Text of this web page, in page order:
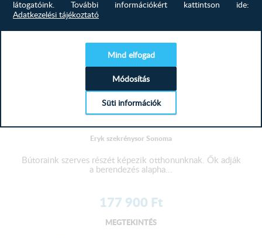
Eryk szekrénysor Sonoma
Bútoraink szerves részét képezik otthonunknak. Ők adják
a berendezés alapha...
177 900 Ft
MEGTEKINTÉS
látogatóink.
További információkért kattintson ide:
Adatkezelési tájékoztató
Mind elfogad
Módosítás
Süti információk